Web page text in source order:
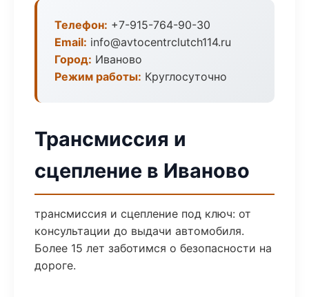
Телефон: +7-915-764-90-30
Email: info@avtocentrclutch114.ru
Город: Иваново
Режим работы: Круглосуточно
Трансмиссия и
сцепление в Иваново
трансмиссия и сцепление под ключ: от
консультации до выдачи автомобиля.
Более 15 лет заботимся о безопасности на
дороге.